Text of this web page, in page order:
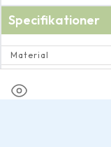
Specifikationer
Material